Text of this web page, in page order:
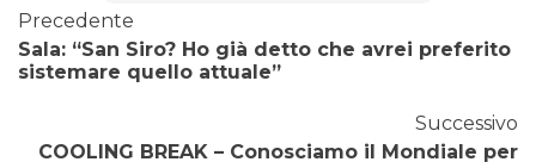
Precedente
Sala: “San Siro? Ho già detto che avrei preferito
sistemare quello attuale”
Successivo
COOLING BREAK – Conosciamo il Mondiale per